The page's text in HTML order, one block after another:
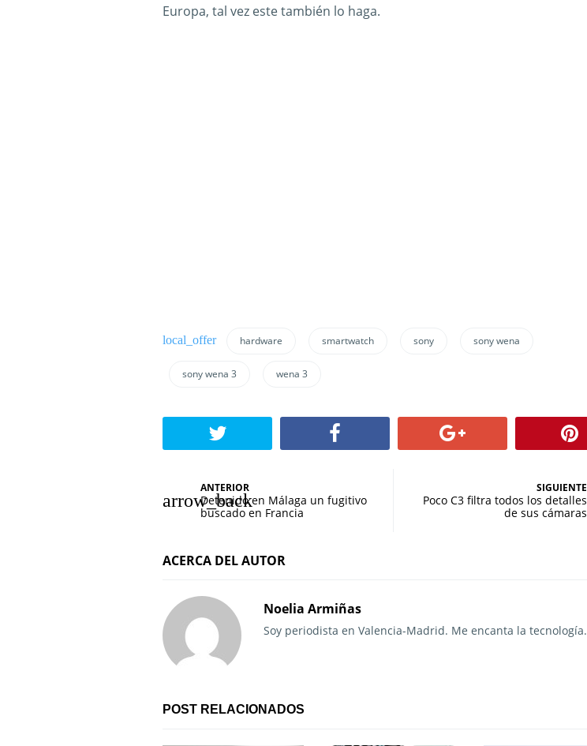
Europa, tal vez este también lo haga.
hardware smartwatch sony sony wena
sony wena 3 wena 3
a
e
g
a
c
ó
ANTERIOR
Detenido en Málaga un fugitivo
buscado en Francia
SIGUIENTE
Poco C3 filtra todos los detalles
de sus cámaras
ACERCA DEL AUTOR
Noelia Armiñas
Soy periodista en Valencia-Madrid. Me encanta la tecnología.
POST RELACIONADOS